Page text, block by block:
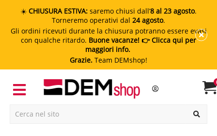
☀️ CHIUSURA ESTIVA: saremo chiusi dall’8 al 23 agosto.
Torneremo operativi dal 24 agosto.
Gli ordini ricevuti durante la chiusura potranno essere evasi
con qualche ritardo. Buone vacanze! 👉 Clicca qui per
maggiori info.
Grazie. Team DEMshop!